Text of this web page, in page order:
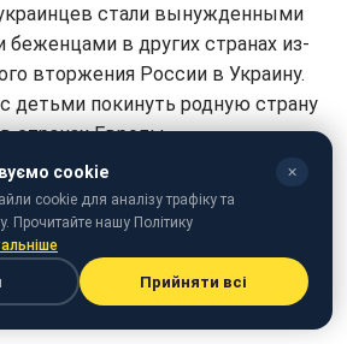
стали вынужденными
беженцами в других странах из-
вторжения России в Украину.
детьми покинуть родную страну
странах Европы.
неотложную помощь беженцам
Также существуют специальные
украинцы могут получить
помощь – от
– до стационарного
cookie ✕
cookie для аналізу трафіку та
Прочитайте нашу Політику
Прийняти всі